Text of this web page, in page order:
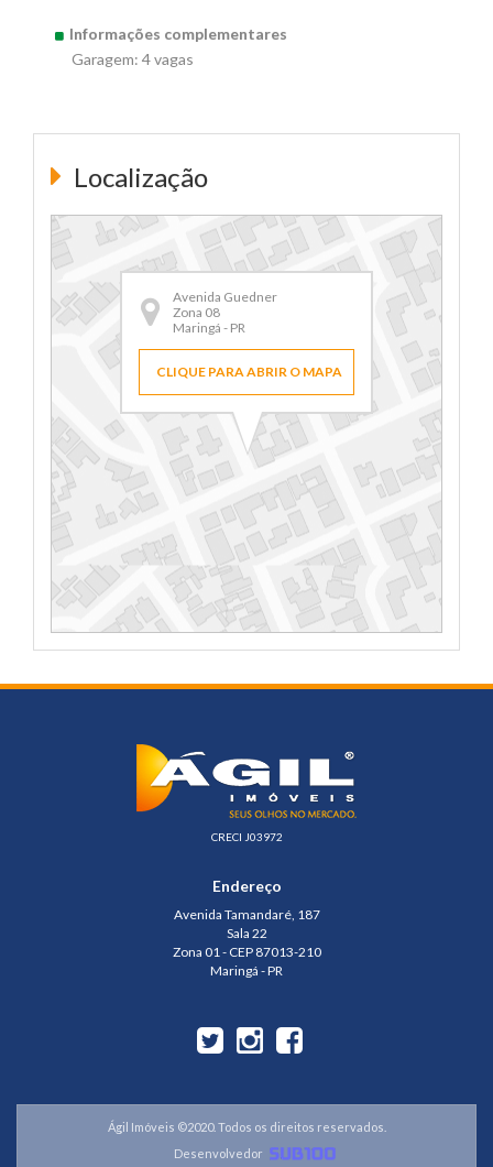
Informações complementares
Garagem: 4 vagas
Localização
Avenida Guedner
Zona 08
Maringá - PR
CLIQUE PARA ABRIR O MAPA
CRECI J03972
Endereço
Avenida Tamandaré, 187
Sala 22
Zona 01 - CEP 87013-210
Maringá - PR
Ágil Imóveis ©2020. Todos os direitos reservados.
Desenvolvedor